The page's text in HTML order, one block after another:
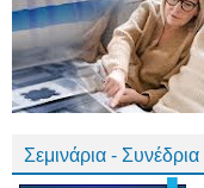
Σεμινάρια -